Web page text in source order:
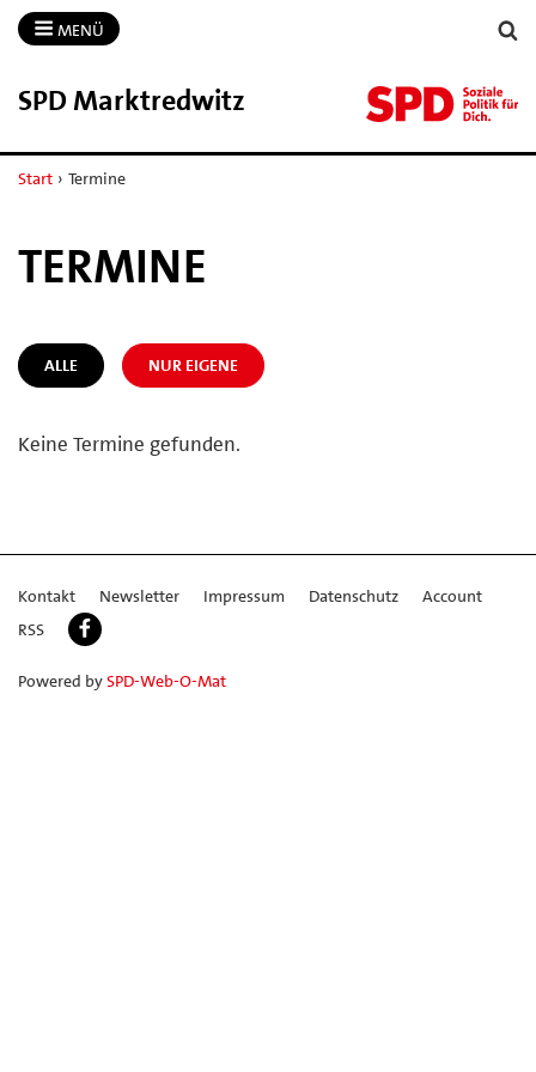
MENÜ
SPD Marktredwitz
Start › Termine
TERMINE
ALLE NUR EIGENE
Keine Termine gefunden.
Kontakt Newsletter Impressum Datenschutz
Account
RSS
Powered bySPD-Web-O-Mat